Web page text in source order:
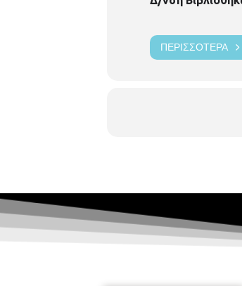
ΠΕΡΙΣΣΌΤΕΡΑ